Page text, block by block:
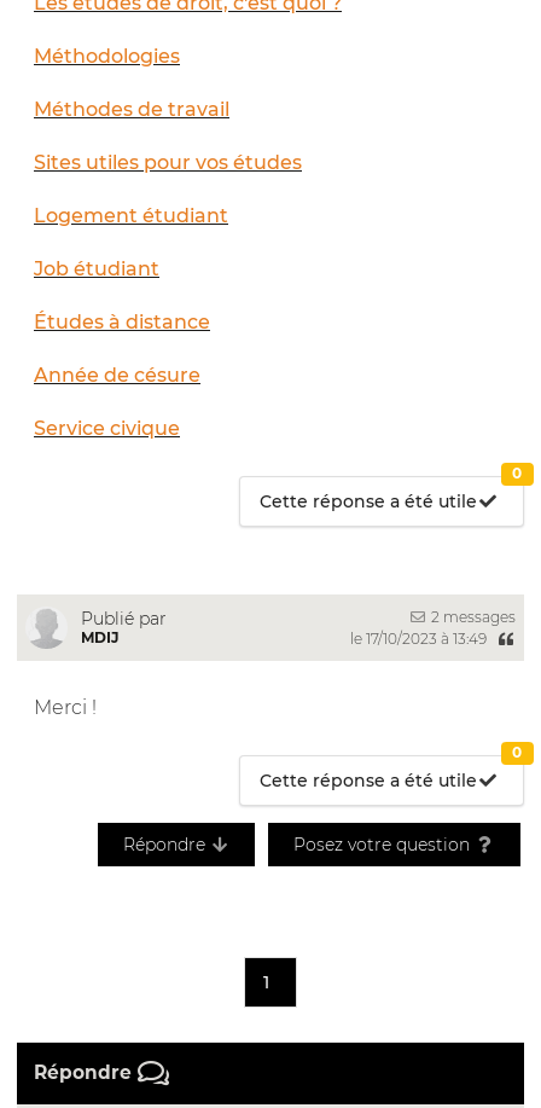
Méthodologies
Méthodes de travail
Sites utiles pour vos études
Logement étudiant
Job étudiant
Études à distance
Année de césure
Service civique
Cette réponse a été utile
0
Publié par
MDIJ
2 messages
le 17/10/2023 à 13:49
Merci !
Cette réponse a été utile
0
Répondre Posez votre question
1
Répondre